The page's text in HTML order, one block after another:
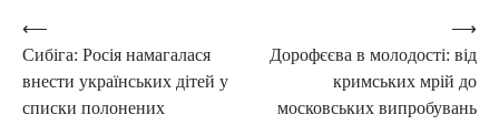
Post
navigation
⟵
Сибіга: Росія намагалася
внести українських дітей у
списки полонених
Дорофєєва в молодості: від
кримських мрій до
московських випробувань
⟶